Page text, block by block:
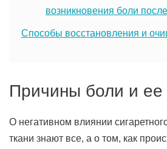
возникновения боли
Способы восстановления и
Причины боли и
О негативном влиянии
ткани знают все, а о том, как